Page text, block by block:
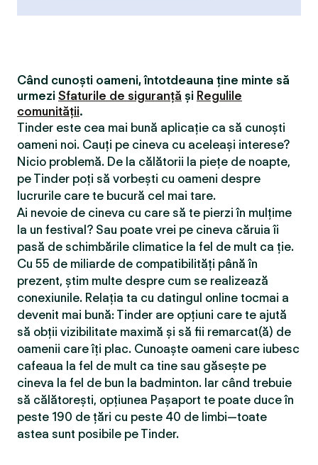
Când cunoști oameni, întotdeauna ține minte să
urmezi Sfaturile de siguranță și Regulile
comunității.
Tinder este cea mai bună aplicație ca să cunoști
oameni noi. Cauți pe cineva cu aceleași interese?
Nicio problemă. De la călătorii la piețe de noapte,
pe Tinder poți să vorbești cu oameni despre
lucrurile care te bucură cel mai tare.
Ai nevoie de cineva cu care să te pierzi în mulțime
la un festival? Sau poate vrei pe cineva căruia îi
pasă de schimbările climatice la fel de mult ca ție.
Cu 55 de miliarde de compatibilităţi până în
prezent, știm multe despre cum se realizează
conexiunile. Relația ta cu datingul online tocmai a
devenit mai bună: Tinder are opțiuni care te ajută
să obții vizibilitate maximă și să fii remarcat(ă) de
oamenii care îți plac. Cunoaște oameni care iubesc
cafeaua la fel de mult ca tine sau găsește pe
cineva la fel de bun la badminton. Iar când trebuie
să călătorești, opțiunea Pașaport te poate duce în
peste 190 de țări cu peste 40 de limbi—toate
astea sunt posibile pe Tinder.